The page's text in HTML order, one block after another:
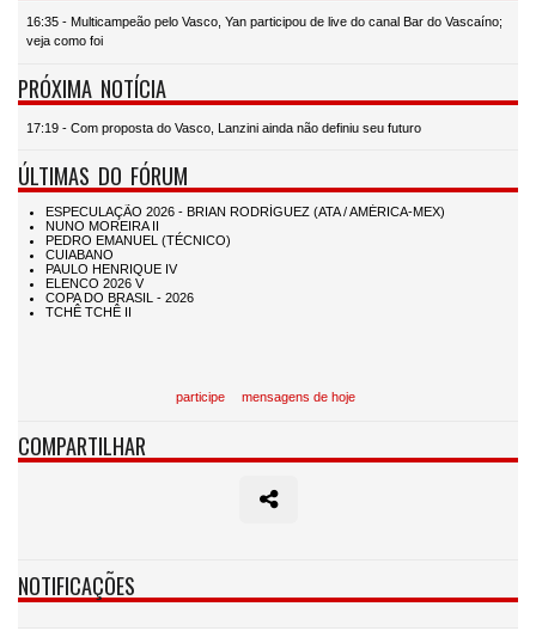
16:35 - Multicampeão pelo Vasco, Yan participou de live do canal Bar do Vascaíno;
veja como foi
PRÓXIMA NOTÍCIA
17:19 - Com proposta do Vasco, Lanzini ainda não definiu seu futuro
ÚLTIMAS DO FÓRUM
participe mensagens de hoje
COMPARTILHAR
NOTIFICAÇÕES